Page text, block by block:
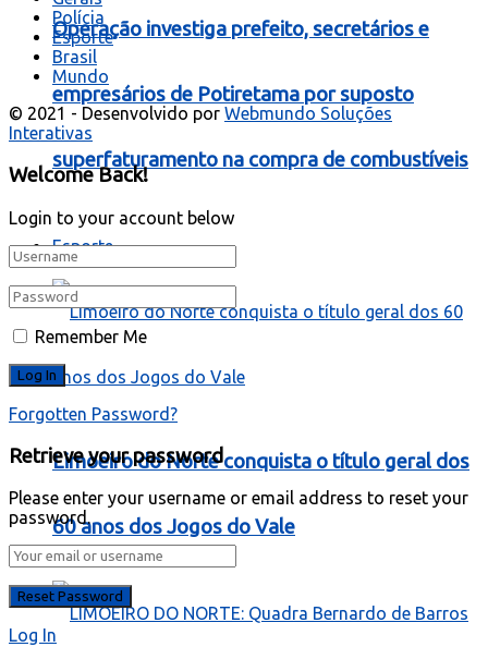
Operação investiga prefeito, secretários e
empresários de Potiretama por suposto
superfaturamento na compra de combustíveis
Esporte
Limoeiro do Norte conquista o título geral dos
60 anos dos Jogos do Vale
Polícia
Esporte
Brasil
Mundo
© 2021 - Desenvolvido por Webmundo Soluções
Interativas
Welcome Back!
Login to your account below
Remember Me
Forgotten Password?
Retrieve your password
Please enter your username or email address to reset your
password.
Log In